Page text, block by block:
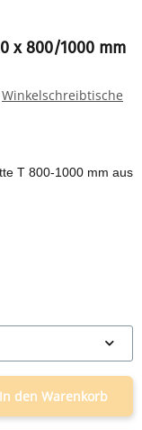
x 800/1000 mm
Winkelschreibtische
T 800-1000 mm aus
In den Warenkorb